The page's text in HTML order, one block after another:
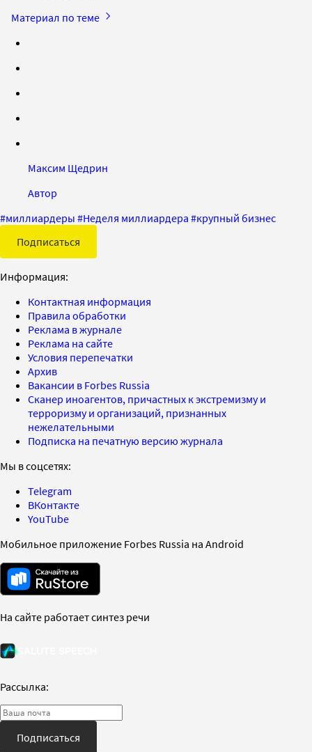
Материал по теме
Максим Щедрин
Автор
#миллиардеры #Неделя миллиардера #крупный бизнес
Подписаться
Информация:
Контактная информация
Правила обработки
Реклама в журнале
Реклама на сайте
Условия перепечатки
Архив
Вакансии в Forbes Russia
Сканер иноагентов, причастных к экстремизму и
терроризму и организаций, признанных
нежелательными
Подписка на печатную версию журнала
Мы в соцсетях:
Telegram
ВКонтакте
YouTube
Мобильное приложение Forbes Russia на Android
На сайте работает синтез речи
Рассылка:
Подписаться